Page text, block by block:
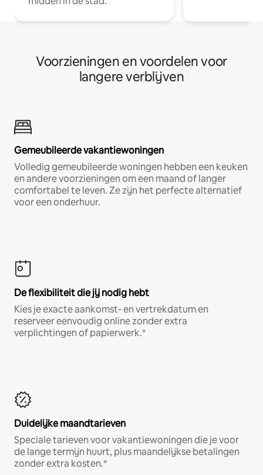
Voorzieningen en voordelen voor
langere verblijven
Gemeubileerde vakantiewoningen
Volledig gemeubileerde woningen hebben een keuken
en andere voorzieningen om een maand of langer
comfortabel te leven. Ze zijn het perfecte alternatief
voor een onderhuur.
De flexibiliteit die jij nodig hebt
Kies je exacte aankomst- en vertrekdatum en
reserveer eenvoudig online zonder extra
verplichtingen of papierwerk.*
Duidelijke maandtarieven
Speciale tarieven voor vakantiewoningen die je voor
de lange termijn huurt, plus maandelijkse betalingen
zonder extra kosten.*